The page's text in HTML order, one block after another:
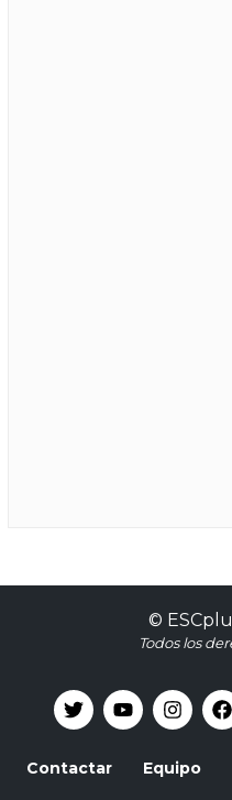
©
Todos los
Contactar Equipo